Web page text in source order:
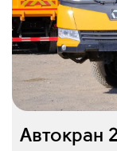
Автокран